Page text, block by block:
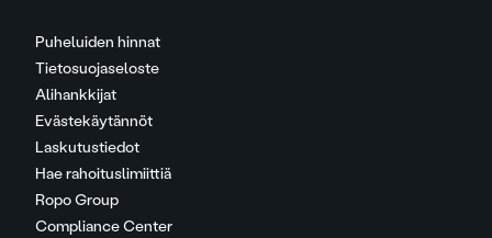
Puheluiden hinnat
Tietosuojaseloste
Alihankkijat
Evästekäytännöt
Laskutustiedot
Hae rahoituslimiittiä
Ropo Group
Compliance Center